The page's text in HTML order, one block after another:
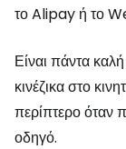
το Alipay ή το
Είναι πάντα
κινέζικα στο
περίπτερο όταν
οδηγό.